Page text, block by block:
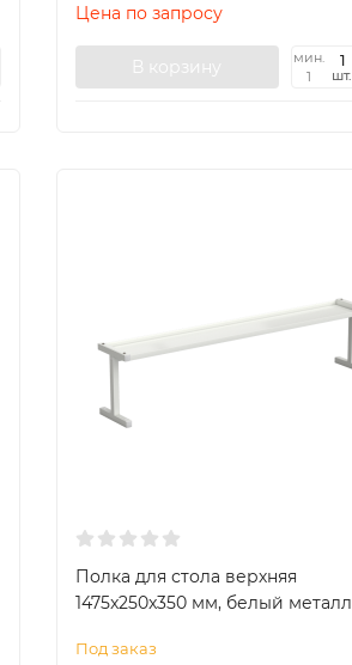
Цена по запросу
В корзину
мин.
1
шт.
Полка для стола верхняя
1475x250x350 мм, белый металл
Под заказ